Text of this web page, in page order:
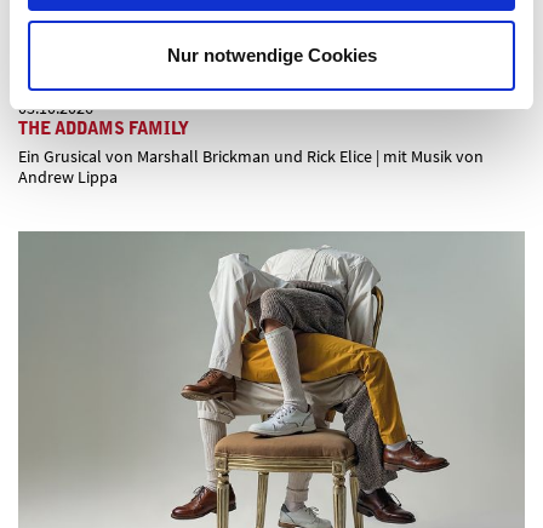
Nur notwendige Cookies
03.10.2026
THE ADDAMS FAMILY
Ein Grusical von Marshall Brickman und Rick Elice | mit Musik von
Andrew Lippa